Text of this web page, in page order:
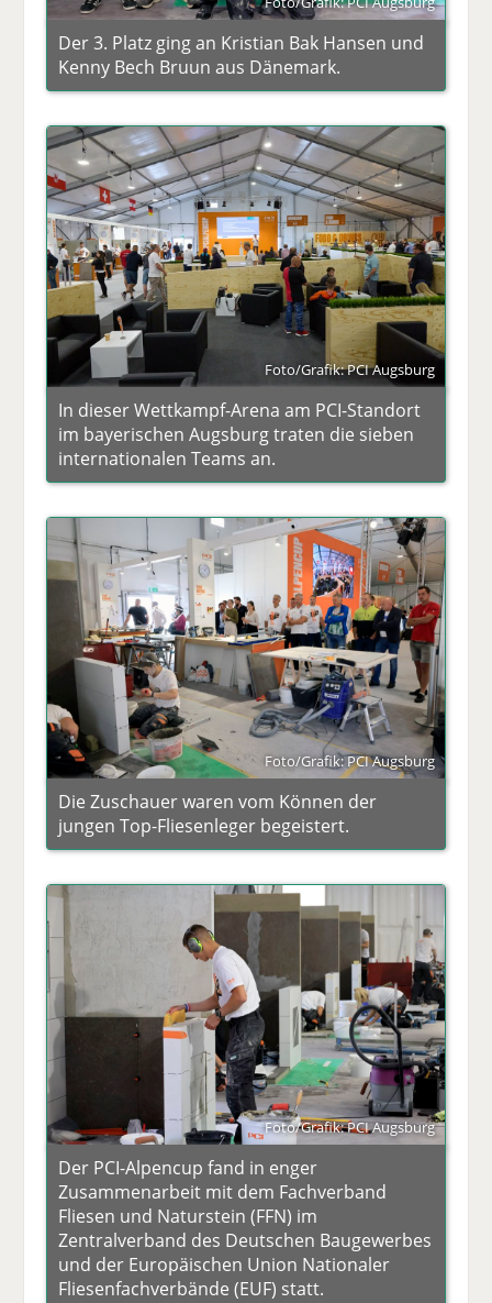
Der 3. Platz ging an Kristian Bak Hansen und
Kenny Bech Bruun aus Dänemark.
Foto/Grafik: PCI Augsburg
In dieser Wettkampf-Arena am PCI-Standort
im bayerischen Augsburg traten die sieben
internationalen Teams an.
Foto/Grafik: PCI Augsburg
Die Zuschauer waren vom Können der
jungen Top-Fliesenleger begeistert.
Foto/Grafik: PCI Augsburg
Der PCI-Alpencup fand in enger
Zusammenarbeit mit dem Fachverband
Fliesen und Naturstein (FFN) im
Zentralverband des Deutschen Baugewerbes
und der Europäischen Union Nationaler
Fliesenfachverbände (EUF) statt.